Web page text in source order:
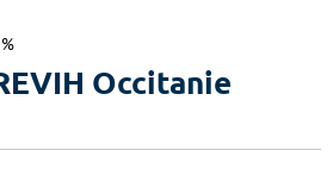
Occitanie